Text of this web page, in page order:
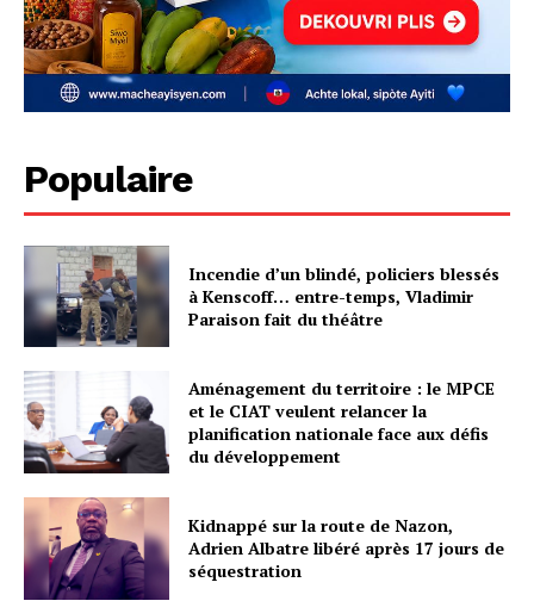
Populaire
Incendie d’un blindé, policiers blessés
à Kenscoff… entre-temps, Vladimir
Paraison fait du théâtre
Aménagement du territoire : le MPCE
et le CIAT veulent relancer la
planification nationale face aux défis
du développement
Kidnappé sur la route de Nazon,
Adrien Albatre libéré après 17 jours de
séquestration